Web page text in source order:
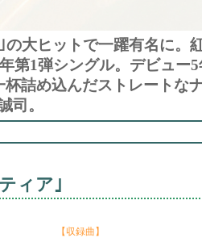
の大ヒットで一躍有名に。
第1弾シングル。デビュー
詰め込んだストレートな
司。
ィア｣
【収録曲】